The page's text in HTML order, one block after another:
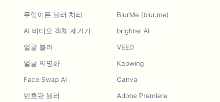
무엇이든 블러 처리
AI 비디오 객체 제거기
얼굴 블러
얼굴 익명화
Face Swap AI
번호판 블러
BlurMe (blur.me)
brighter AI
VEED
Kapwing
Canva
Adobe Premiere